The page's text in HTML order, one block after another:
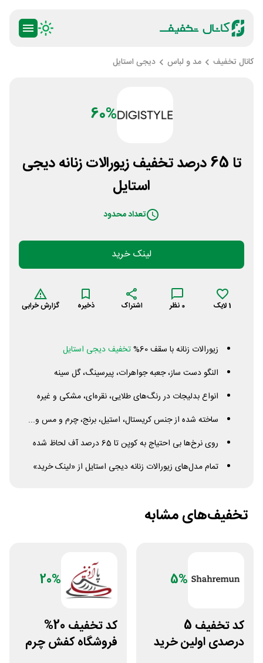
کانال تخفیف مد و لباس دیجی استایل
60%
تا 65 درصد تخفیف زیورالات زنانه دیجی
استایل
تعداد محدود
لینک خرید
1لایک 0 نظر اشتراک ذخیره گزارش خرابی
زیورالات زنانه با سقف 60%
تخفيف دیجی استایل
النگو دست ساز، جعبه جواهرات، پیرسینگ، گل سینه
انواع بدلیجات در رنگ‌های طلایی، نقره‌ای، مشکی و غیره
ساخته شده از جنس کریستال، استیل، برنج، چرم و مس و...
روی نرخ‌ها بی احتیاج به کوپن تا 65 درصد آف لحاظ شده
تمام مدل‌های زیورالات زنانه دیجی استایل از «لینک خرید»
تخفیف‌های مشابه
5%
کد تخفیف 5
درصدی اولین خرید
20%
کد تخفیف 20%
فروشگاه کفش چرم